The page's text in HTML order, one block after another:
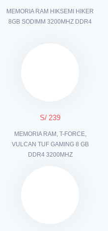
MEMORIA RAM HIKSEMI HIKER
8GB SODIMM 3200MHZ DDR4
S/ 239
MEMORIA RAM, T-FORCE,
VULCAN TUF GAMING 8 GB
DDR4 3200MHZ